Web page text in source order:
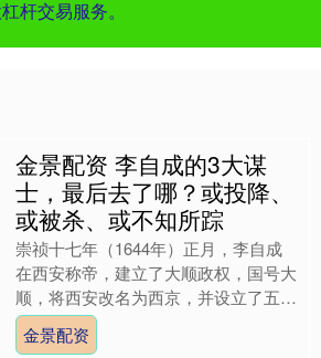
杆交易服务。
金景配资 李自成的3大谋
士，最后去了哪？或投降、
或被杀、或不知所踪
崇祯十七年（1644年）正月，李自成
在西安称帝，建立了大顺政权，国号大
顺，将西安改名为西京，并设立了五等
爵位来封赏他的功臣。同时，他对政权
架构进行了调整，内阁改....
金景配资